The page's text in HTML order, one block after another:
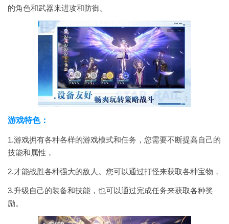
的角色和武器来进攻和防御。
游戏特色：
1.游戏拥有各种各样的游戏模式和任务，您需要不断提高自己的
技能和属性，
2.才能战胜各种强大的敌人。您可以通过打怪来获取各种宝物，
3.升级自己的装备和技能，也可以通过完成任务来获取各种奖
励。